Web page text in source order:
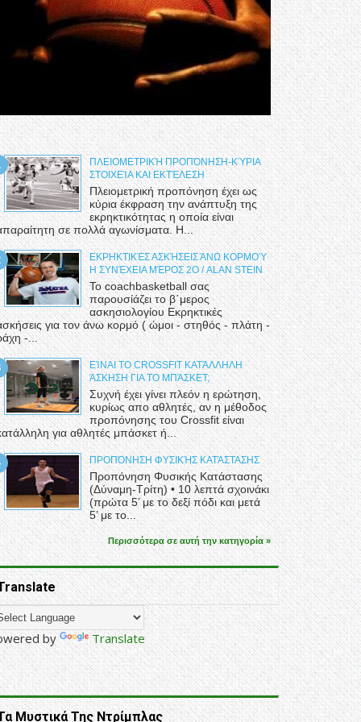
ΠΛΕΙΟΜΕΤΡΙΚΉ ΠΡΟΠΌΝΗΣΗ-ΚΎΡΙΑ
ΣΤΟΙΧΕΊΑ ΚΑΙ ΕΚΤΈΛΕΣΗ
Πλειομετρική προπόνηση έχει ως
κύρια έκφραση την ανάπτυξη της
εκρηκτικότητας η οποία είναι
σε πολλά αγωνίσματα. Η...
ΕΚΡΗΚΤΙΚΈΣ ΑΣΚΉΣΕΙΣ ΆΝΩ ΚΟΡΜΟΎ
Η ΣΥΝΈΧΕΙΑ ΜΈΡΟΣ 2Ο / ALAN STEIN
Το coachbasketball σας
παρουσίάζει το β΄μερος
ασκησιολογίου Εκρηκτικές
για τον άνω κορμό ( ώμοι - στηθός - πλάτη -
-...
ΕΊΝΑΙ ΤΟ CROSSFIT ΚΑΤΆΛΛΗΛΗ
ΆΣΚΗΣΗ ΓΙΑ ΤΟ ΜΠΆΣΚΕΤ;
Συχνή έχει γίνει πλεόν η ερώτηση,
κυρίως απο αθλητές, αν η μέθοδος
προπόνησης του Crossfit είναι
για αθλητές μπάσκετ ή...
ΠΡΟΠΌΝΗΣΗ ΦΥΣΙΚΉΣ ΚΑΤΆΣΤΑΣΗΣ
Προπόνηση Φυσικής Κατάστασης
(Δύναμη-Τρίτη) • 10 λεπτά σχοινάκι
(πρώτα 5’ με το δεξί πόδι και μετά
5’ με το...
Περισσότερα σε αυτή την κατηγορία »
by Translate
Μυστικά Της Ντρίμπλας